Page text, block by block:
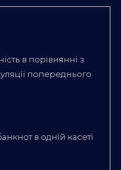
в порівнянні з
попереднього
в одній касеті